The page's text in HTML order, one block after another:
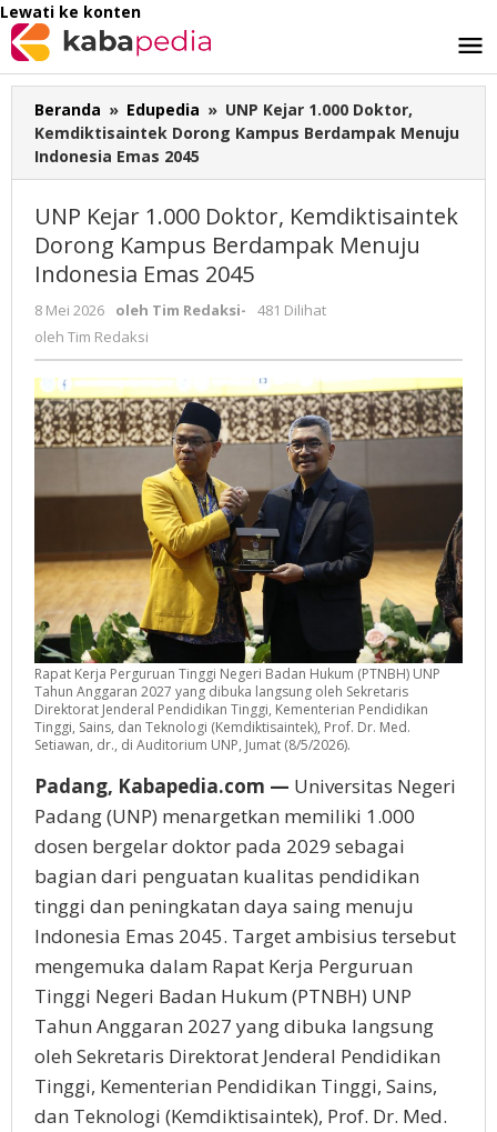
Lewati ke konten
Beranda » Edupedia » UNP Kejar 1.000 Doktor,
Kemdiktisaintek Dorong Kampus Berdampak Menuju
Indonesia Emas 2045
UNP Kejar 1.000 Doktor, Kemdiktisaintek
Dorong Kampus Berdampak Menuju
Indonesia Emas 2045
8 Mei 2026 oleh Tim Redaksi-
481 Dilihat
oleh Tim Redaksi
Rapat Kerja Perguruan Tinggi Negeri Badan Hukum (PTNBH) UNP
Tahun Anggaran 2027 yang dibuka langsung oleh Sekretaris
Direktorat Jenderal Pendidikan Tinggi, Kementerian Pendidikan
Tinggi, Sains, dan Teknologi (Kemdiktisaintek), Prof. Dr. Med.
Setiawan, dr., di Auditorium UNP, Jumat (8/5/2026).
Padang, Kabapedia.com — Universitas Negeri
Padang (UNP) menargetkan memiliki 1.000
dosen bergelar doktor pada 2029 sebagai
bagian dari penguatan kualitas pendidikan
tinggi dan peningkatan daya saing menuju
Indonesia Emas 2045. Target ambisius tersebut
mengemuka dalam Rapat Kerja Perguruan
Tinggi Negeri Badan Hukum (PTNBH) UNP
Tahun Anggaran 2027 yang dibuka langsung
oleh Sekretaris Direktorat Jenderal Pendidikan
Tinggi, Kementerian Pendidikan Tinggi, Sains,
dan Teknologi (Kemdiktisaintek), Prof. Dr. Med.